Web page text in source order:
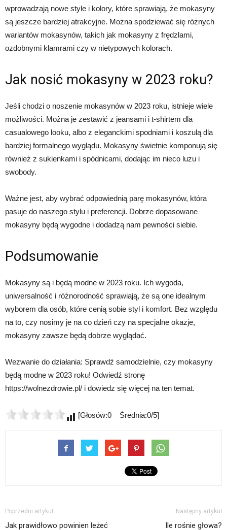
wprowadzają nowe style i kolory, które sprawiają, że mokasyny
są jeszcze bardziej atrakcyjne. Można spodziewać się różnych
wariantów mokasynów, takich jak mokasyny z frędzlami,
ozdobnymi klamrami czy w nietypowych kolorach.
Jak nosić mokasyny w 2023 roku?
Jeśli chodzi o noszenie mokasynów w 2023 roku, istnieje wiele
możliwości. Można je zestawić z jeansami i t-shirtem dla
casualowego looku, albo z eleganckimi spodniami i koszulą dla
bardziej formalnego wyglądu. Mokasyny świetnie komponują się
również z sukienkami i spódnicami, dodając im nieco luzu i
swobody.
Ważne jest, aby wybrać odpowiednią parę mokasynów, która
pasuje do naszego stylu i preferencji. Dobrze dopasowane
mokasyny będą wygodne i dodadzą nam pewności siebie.
Podsumowanie
Mokasyny są i będą modne w 2023 roku. Ich wygoda,
uniwersalność i różnorodność sprawiają, że są one idealnym
wyborem dla osób, które cenią sobie styl i komfort. Bez względu
na to, czy nosimy je na co dzień czy na specjalne okazje,
mokasyny zawsze będą dobrze wyglądać.
Wezwanie do działania: Sprawdź samodzielnie, czy mokasyny
będą modne w 2023 roku! Odwiedź stronę
https://wolnezdrowie.pl/ i dowiedz się więcej na ten temat.
[Głosów:0 Średnia:0/5]
Poprzedni artykuł
Jak prawidłowo powinien leżeć
Następny artykuł
Ile rośnie głowa?